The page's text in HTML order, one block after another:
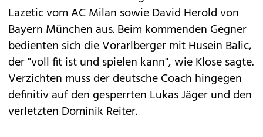
Lazetic vom AC Milan sowie David Herold von
Bayern München aus. Beim kommenden Gegner
bedienten sich die Vorarlberger mit Husein Balic,
der "voll fit ist und spielen kann", wie Klose sagte.
Verzichten muss der deutsche Coach hingegen
definitiv auf den gesperrten Lukas Jäger und den
verletzten Dominik Reiter.